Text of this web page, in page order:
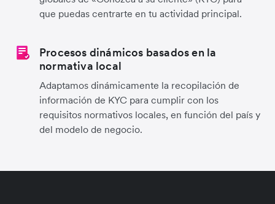
que puedas centrarte en tu actividad principal.
Procesos dinámicos basados en la
normativa local
Adaptamos dinámicamente la recopilación de
información de KYC para cumplir con los
requisitos normativos locales, en función del país y
del modelo de negocio.